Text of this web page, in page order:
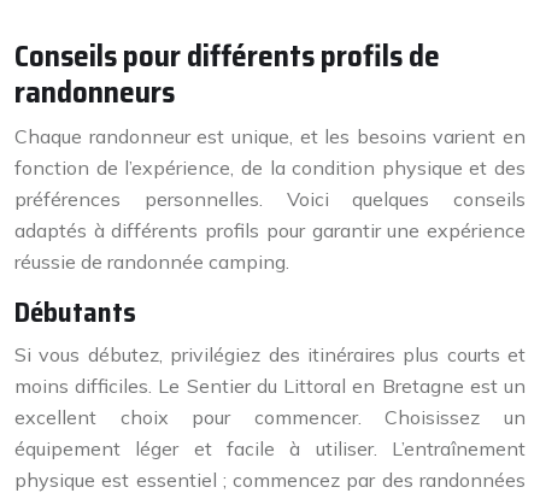
Conseils pour différents profils de
randonneurs
Chaque randonneur est unique, et les besoins varient en
fonction de l’expérience, de la condition physique et des
préférences personnelles. Voici quelques conseils
adaptés à différents profils pour garantir une expérience
réussie de randonnée camping.
Débutants
Si vous débutez, privilégiez des itinéraires plus courts et
moins difficiles. Le Sentier du Littoral en Bretagne est un
excellent choix pour commencer. Choisissez un
équipement léger et facile à utiliser. L’entraînement
physique est essentiel ; commencez par des randonnées